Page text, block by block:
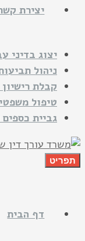
יצירת
יצוג בדיני
ניהול
קבלת
טיפול
גביית
תפריט
דף הבית